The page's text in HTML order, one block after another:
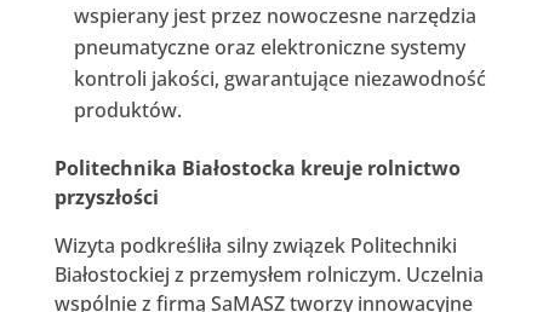
wspierany jest przez nowoczesne narzędzia
pneumatyczne oraz elektroniczne systemy
kontroli jakości, gwarantujące niezawodność
produktów.
Politechnika Białostocka kreuje rolnictwo
przyszłości
Wizyta podkreśliła silny związek Politechniki
Białostockiej z przemysłem rolniczym. Uczelnia
wspólnie z firmą SaMASZ tworzy innowacyjne